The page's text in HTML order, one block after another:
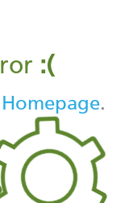
:(
Homepage.